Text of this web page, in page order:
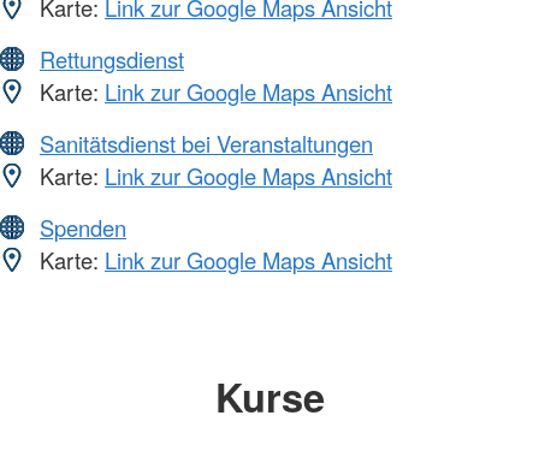
Karte: Link zur Google Maps Ansicht
Rettungsdienst
Karte: Link zur Google Maps Ansicht
Sanitätsdienst bei Veranstaltungen
Karte: Link zur Google Maps Ansicht
Spenden
Karte: Link zur Google Maps Ansicht
Kurse